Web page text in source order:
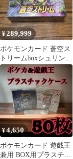
¥289,999
ポケモンカード 蒼空ス
トリームboxシュリンク
付き
¥4,650
ポケモンカード 遊戯王
兼用 BOX用プラスチッ